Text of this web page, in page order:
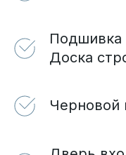
Подшивка
Доска
Черновой